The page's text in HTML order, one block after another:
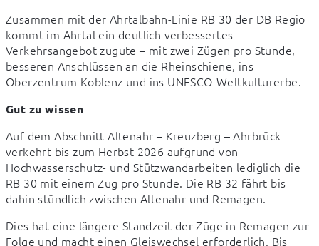
Zusammen mit der Ahrtalbahn-Linie RB 30 der DB Regio
kommt im Ahrtal ein deutlich verbessertes
Verkehrsangebot zugute – mit zwei Zügen pro Stunde,
besseren Anschlüssen an die Rheinschiene, ins
Oberzentrum Koblenz und ins UNESCO-Weltkulturerbe.
Gut zu wissen
Auf dem Abschnitt Altenahr – Kreuzberg – Ahrbrück
verkehrt bis zum Herbst 2026 aufgrund von
Hochwasserschutz- und Stützwandarbeiten lediglich die
RB 30 mit einem Zug pro Stunde. Die RB 32 fährt bis
dahin stündlich zwischen Altenahr und Remagen.
Dies hat eine längere Standzeit der Züge in Remagen zur
Folge und macht einen Gleiswechsel erforderlich. Bis